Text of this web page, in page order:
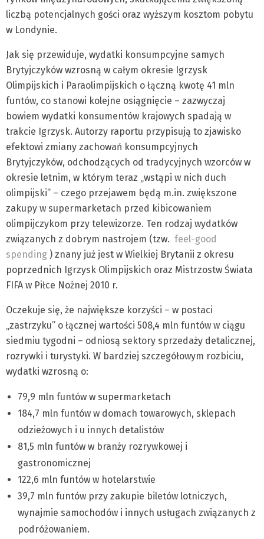
liczbą potencjalnych gości oraz wyższym kosztom pobytu
w Londynie.
Jak się przewiduje, wydatki konsumpcyjne samych
Brytyjczyków wzrosną w całym okresie Igrzysk
Olimpijskich i Paraolimpijskich o łączną kwotę 41 mln
funtów, co stanowi kolejne osiągnięcie – zazwyczaj
bowiem wydatki konsumentów krajowych spadają w
trakcie Igrzysk. Autorzy raportu przypisują to zjawisko
efektowi zmiany zachowań konsumpcyjnych
Brytyjczyków, odchodzących od tradycyjnych wzorców w
okresie letnim, w którym teraz „wstąpi w nich duch
olimpijski” – czego przejawem będą m.in. zwiększone
zakupy w supermarketach przed kibicowaniem
olimpijczykom przy telewizorze. Ten rodzaj wydatków
związanych z dobrym nastrojem (tzw. feel-good
spending ) znany już jest w Wielkiej Brytanii z okresu
poprzednich Igrzysk Olimpijskich oraz Mistrzostw Świata
FIFA w Piłce Nożnej 2010 r.
Oczekuje się, że największe korzyści – w postaci
„zastrzyku” o łącznej wartości 508,4 mln funtów w ciągu
siedmiu tygodni – odniosą sektory sprzedaży detalicznej,
rozrywki i turystyki. W bardziej szczegółowym rozbiciu,
wydatki wzrosną o:
79,9 mln funtów w supermarketach
184,7 mln funtów w domach towarowych, sklepach
odzieżowych i u innych detalistów
81,5 mln funtów w branży rozrywkowej i
gastronomicznej
122,6 mln funtów w hotelarstwie
39,7 mln funtów przy zakupie biletów lotniczych,
wynajmie samochodów i innych usługach związanych z
podróżowaniem.